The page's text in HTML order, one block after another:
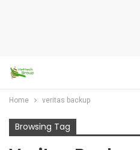
Home veritas backup
Browsing Tag